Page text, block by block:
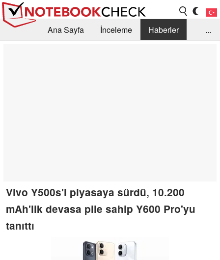
Ana Sayfa İnceleme
Haberler
...
Vivo Y500s'i piyasaya sürdü, 10.200
mAh'lik devasa pile sahip Y600 Pro'yu
tanıttı